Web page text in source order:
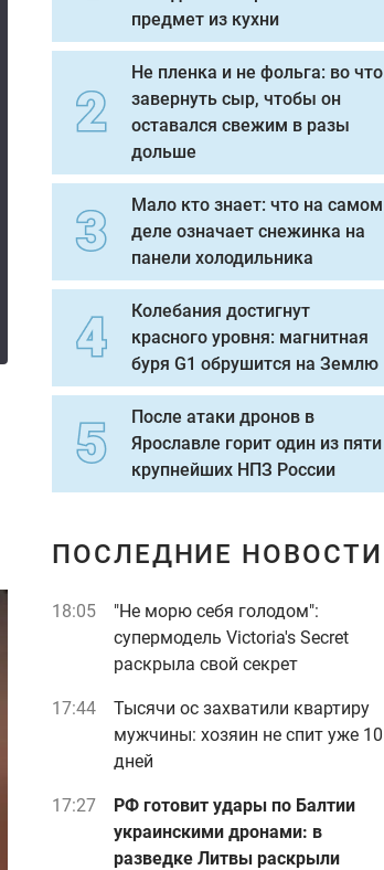
предмет из кухни
Не пленка и не фольга: во что
завернуть сыр, чтобы он
оставался свежим в разы
дольше
Мало кто знает: что на самом
деле означает снежинка на
панели холодильника
Колебания достигнут
красного уровня: магнитная
буря G1 обрушится на Землю
После атаки дронов в
Ярославле горит один из пяти
крупнейших НПЗ России
ПОСЛЕДНИЕ НОВОСТИ
18:05
"Не морю себя голодом":
супермодель Victoria's Secret
раскрыла свой секрет
17:44
Тысячи ос захватили квартиру
мужчины: хозяин не спит уже 10
дней
17:27
РФ готовит удары по Балтии
украинскими дронами: в
разведке Литвы раскрыли